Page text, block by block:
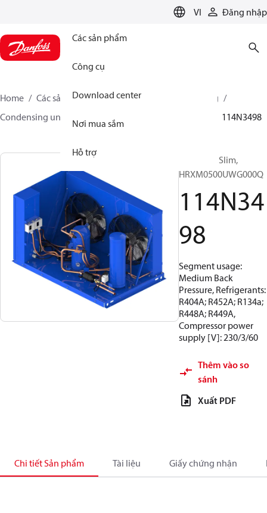
VI Đăng nhập
Các sản phẩm
Công cụ
Download center
Nơi mua sắm
Hỗ trợ
Home Các sản phẩm
Climate Solutions for cooling
Condensing units
Optyma™ Slim 114N3498
Optyma™ Slim,
HRXM0500UWG000Q
114N34
98
Segment usage:
Medium Back
Pressure, Refrigerants:
R404A; R452A; R134a;
R448A; R449A,
Compressor power
supply [V]: 230/3/60
Thêm vào so
sánh
Xuất PDF
Chi tiết Sản phẩm Tài liệu Giấy chứng nhận